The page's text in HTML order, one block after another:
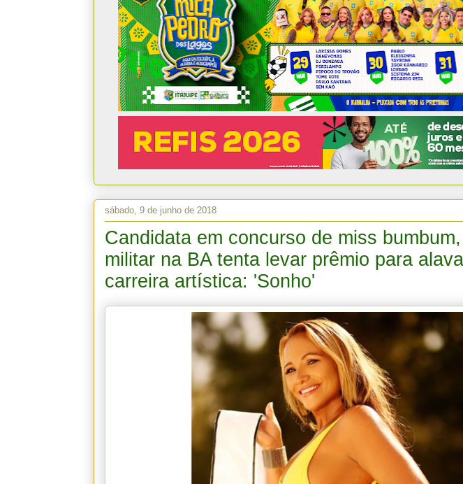
sábado, 9 de junho de 2018
Candidata em concurso de miss bumbum,
militar na BA tenta levar prêmio para
carreira artística: 'Sonho'